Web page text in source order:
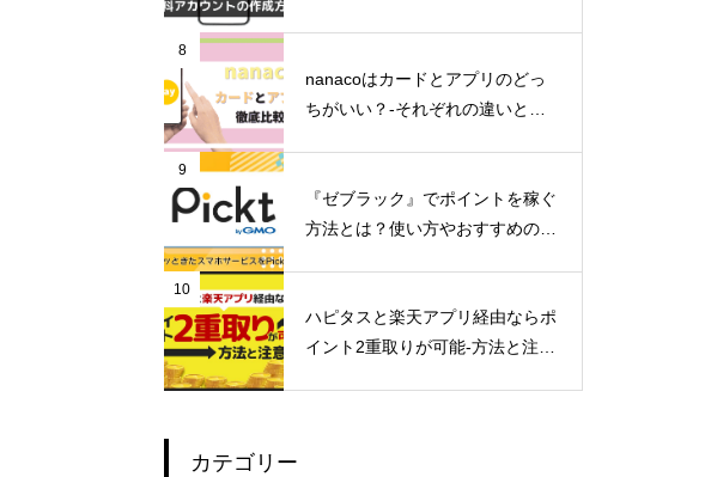
8
nanacoはカードとアプリのどっ
ちがいい？-それぞれの違いとメ
9
『ゼブラック』でポイントを稼ぐ
方法とは？使い方やおすすめのマ
10
ハピタスと楽天アプリ経由ならポ
イント2重取りが可能-方法と注意
カテゴリー